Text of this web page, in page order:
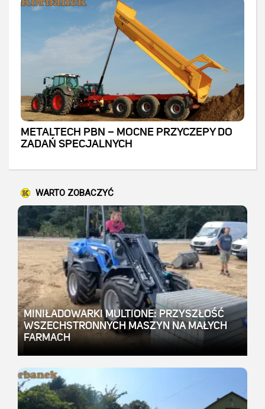
METALTECH PBN – MOCNE PRZYCZEPY DO
ZADAŃ SPECJALNYCH
WARTO ZOBACZYĆ
MINIŁADOWARKI MULTIONE: PRZYSZŁOŚĆ
WSZECHSTRONNYCH MASZYN NA MAŁYCH
FARMACH